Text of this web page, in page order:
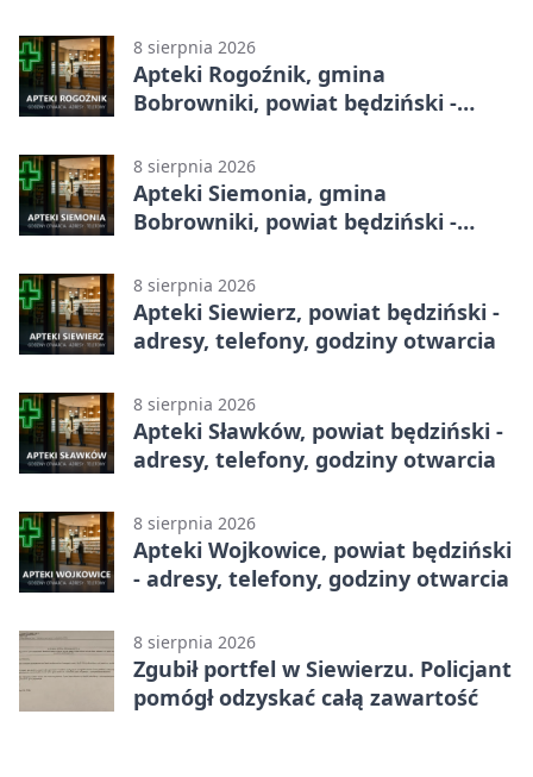
8 sierpnia 2026
Apteki Rogoźnik, gmina
Bobrowniki, powiat będziński -
8 sierpnia 2026
Apteki Siemonia, gmina
Bobrowniki, powiat będziński -
8 sierpnia 2026
Apteki Siewierz, powiat będziński -
adresy, telefony, godziny otwarcia
8 sierpnia 2026
Apteki Sławków, powiat będziński -
adresy, telefony, godziny otwarcia
8 sierpnia 2026
Apteki Wojkowice, powiat będziński
- adresy, telefony, godziny otwarcia
8 sierpnia 2026
Zgubił portfel w Siewierzu. Policjant
pomógł odzyskać całą zawartość